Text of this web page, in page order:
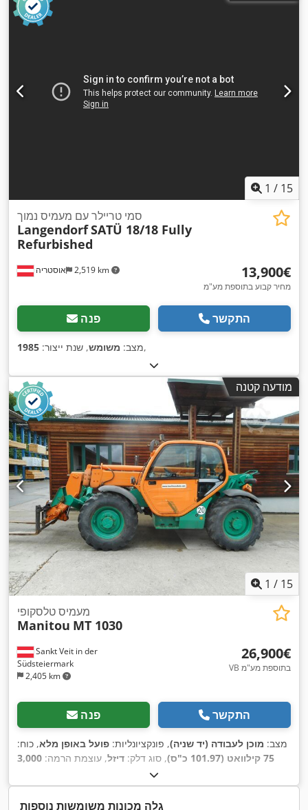
1 / 15
אוסטריה 2,519 km
סמי טריילר עם מעמיס נמוך
LangendorfSATÜ 18/18 Fully
Refurbished
‏13,900 ‏€
מחיר קבוע בתוספת מע"מ
פנה התקשר
מצב: משומש, שנת ייצור: 1985 ,
מודעה קטנה
1 / 15
Sankt Veit in der
Südsteiermark
2,405 km
מעמיס טלסקופי
Manitou MT 1030
‏26,900 ‏€
VB בתוספת מע"מ
פנה התקשר
מצב: מוכן לעבודה (יד שניה), פונקציונליות: פועל באופן מלא, כוח:
75 קילוואט (101.97 כ"ס)
, סוג דלק: דיזל, עוצמת הרמה: 3,000
2,421 h
, ציוד:הנעה בכל הגלגלים, מחבר עגלה, פנסים נוספים,
קְלָפוֹת מַזְלֵג (forks for pallets), תא נהגגלה מכונות משומשות נוספות